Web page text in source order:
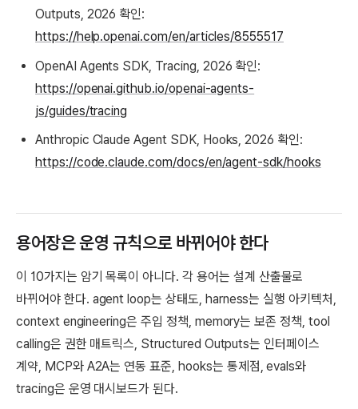
Outputs, 2026 확인:
https://help.openai.com/en/articles/8555517
OpenAI Agents SDK, Tracing, 2026 확인:
https://openai.github.io/openai-agents-
js/guides/tracing
Anthropic Claude Agent SDK, Hooks, 2026 확인:
https://code.claude.com/docs/en/agent-sdk/hooks
용어장은 운영 규칙으로 바뀌어야 한다
이 10가지는 암기 목록이 아니다. 각 용어는 설계 산출물로
바뀌어야 한다. agent loop는 상태도, harness는 실행 아키텍처,
context engineering은 주입 정책, memory는 보존 정책, tool
calling은 권한 매트릭스, Structured Outputs는 인터페이스
계약, MCP와 A2A는 연동 표준, hooks는 통제점, evals와
tracing은 운영 대시보드가 된다.